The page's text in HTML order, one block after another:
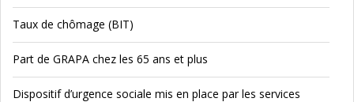
Taux de chômage (BIT)
Part de GRAPA chez les 65 ans et plus
Dispositif d’urgence sociale mis en place par les services